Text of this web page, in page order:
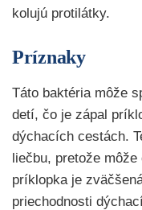
kolujú protilátky.
Príznaky
Táto baktéria môže
detí, čo je zápal
dýchacích cestách.
liečbu, pretože
príklopka je
priechodnosti